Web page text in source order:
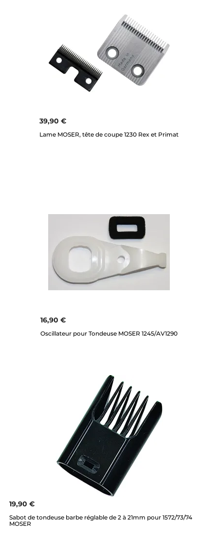
39,90 €
Lame MOSER, tête de coupe 1230 Rex et Primat
16,90 €
Oscillateur pour Tondeuse MOSER 1245/AV1290
19,90 €
Sabot de tondeuse barbe réglable de 2 à 21mm pour 1572/73/74
MOSER